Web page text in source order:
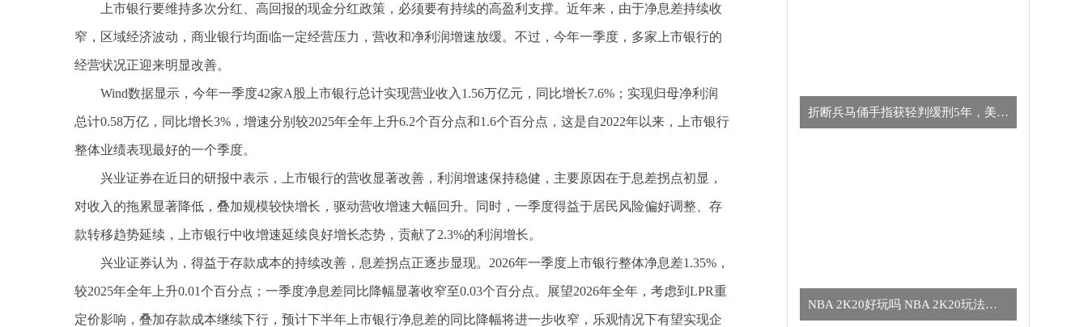
上市银行要维持多次分红、高回报的现金分红政策，必须要有持续的高盈利支撑。近年来，由于净息差持续收
窄，区域经济波动，商业银行均面临一定经营压力，营收和净利润增速放缓。不过，今年一季度，多家上市银行的
经营状况正迎来明显改善。
Wind数据显示，今年一季度42家A股上市银行总计实现营业收入1.56万亿元，同比增长7.6%；实现归母净利润
总计0.58万亿，同比增长3%，增速分别较2025年全年上升6.2个百分点和1.6个百分点，这是自2022年以来，上市银行
整体业绩表现最好的一个季度。
兴业证券在近日的研报中表示，上市银行的营收显著改善，利润增速保持稳健，主要原因在于息差拐点初显，
对收入的拖累显著降低，叠加规模较快增长，驱动营收增速大幅回升。同时，一季度得益于居民风险偏好调整、存
款转移趋势延续，上市银行中收增速延续良好增长态势，贡献了2.3%的利润增长。
兴业证券认为，得益于存款成本的持续改善，息差拐点正逐步显现。2026年一季度上市银行整体净息差1.35%，
较2025年全年上升0.01个百分点；一季度净息差同比降幅显著收窄至0.03个百分点。展望2026年全年，考虑到LPR重
定价影响，叠加存款成本继续下行，预计下半年上市银行净息差的同比降幅将进一步收窄，乐观情况下有望实现企
​折断兵马俑手指获轻判缓刑5年，美国男子向中方致歉
NBA 2K20好玩吗 NBA 2K20玩法简介